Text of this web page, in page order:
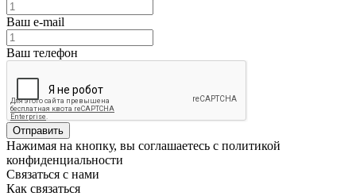
Ваш e-mail
Ваш телефон
Отправить
Нажимая на кнопку, вы соглашаетесь с политикой
конфиденциальности
Связаться с нами
Как связаться